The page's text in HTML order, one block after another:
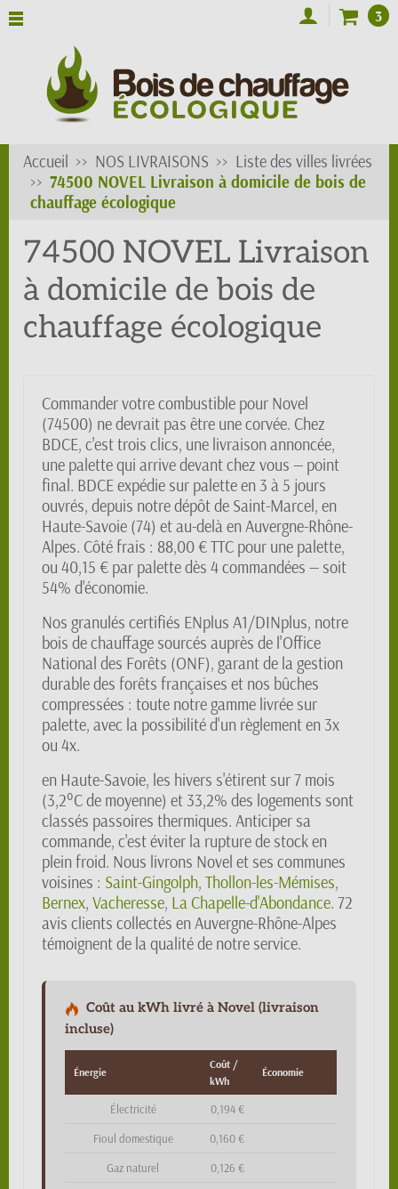
3
Accueil NOS LIVRAISONS
Liste des villes livrées
74500 NOVEL Livraison à domicile de bois de
chauffage écologique
74500 NOVEL Livraison
à domicile de bois de
chauffage écologique
Commander votre combustible pour Novel
(74500) ne devrait pas être une corvée. Chez
BDCE, c'est trois clics, une livraison annoncée,
une palette qui arrive devant chez vous — point
final. BDCE expédie sur palette en 3 à 5 jours
ouvrés, depuis notre dépôt de Saint-Marcel, en
Haute-Savoie (74) et au-delà en Auvergne-Rhône-
Alpes. Côté frais : 88,00 € TTC pour une palette,
ou 40,15 € par palette dès 4 commandées — soit
54% d'économie.
Nos granulés certifiés ENplus A1/DINplus, notre
bois de chauffage sourcés auprès de l'Office
National des Forêts (ONF), garant de la gestion
durable des forêts françaises et nos bûches
compressées : toute notre gamme livrée sur
palette, avec la possibilité d'un règlement en 3x
ou 4x.
en Haute-Savoie, les hivers s'étirent sur 7 mois
(3,2°C de moyenne) et 33,2% des logements sont
classés passoires thermiques. Anticiper sa
commande, c'est éviter la rupture de stock en
plein froid. Nous livrons Novel et ses communes
voisines : Saint-Gingolph, Thollon-les-Mémises,
Bernex, Vacheresse, La Chapelle-d'Abondance. 72
avis clients collectés en Auvergne-Rhône-Alpes
témoignent de la qualité de notre service.
Coût au kWh livré à Novel (livraison
incluse)
Énergie
Coût /
kWh
Économie
Électricité 0,194 €
Fioul domestique 0,160 €
Gaz naturel 0,126 €